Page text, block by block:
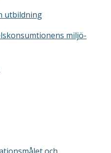
utbildning
miljö-